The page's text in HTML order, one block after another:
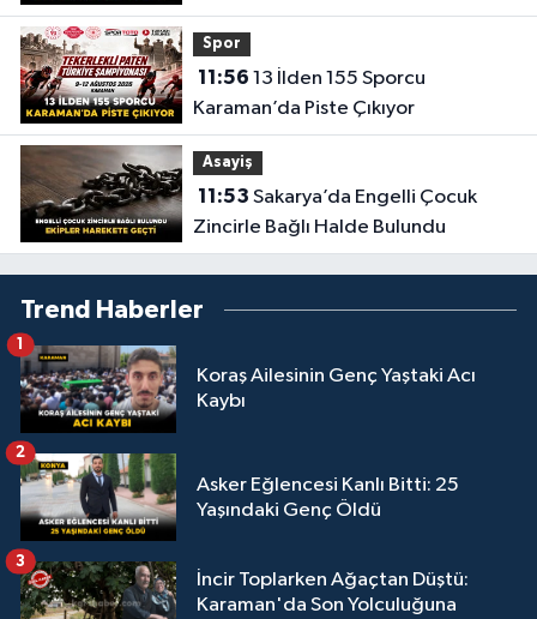
Spor
11:56
Karaman’da Piste Çıkıyor
Asayiş
11:53
Zincirle Bağlı Halde Bulundu
Trend Haberler
Koraş Ailesinin Genç Yaştaki Acı
Kaybı
1
Asker Eğlencesi Kanlı Bitti: 25
Yaşındaki Genç Öldü
2
İncir Toplarken Ağaçtan Düştü:
Karaman'da Son Yolculuğuna
3